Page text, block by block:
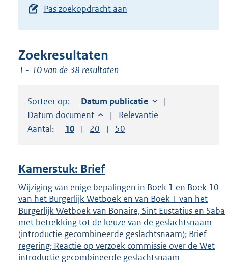
toets
suggesties.
Druk
om
uw
keuze
te
bevestigen.
Pas zoekopdracht aan
Zoekresultaten
1 - 10 van de 38 resultaten
Sorteer op: Sorteer op:
Datum publicatie
Sorteer op:
Datum document Sorteer op:
Relevantie
Aantal:
Toon
10 resultaten per pagina
Toon
20 resultaten per pagina
Toon
50
Kamerstuk: Brief
Wijziging van enige bepalingen in Boek 1 en Boek 10
van het Burgerlijk Wetboek en van Boek 1 van het
Burgerlijk Wetboek van Bonaire, Sint Eustatius en Saba
met betrekking tot de keuze van de geslachtsnaam
(introductie gecombineerde geslachtsnaam); Brief
regering; Reactie op verzoek commissie over de Wet
introductie gecombineerde geslachtsnaam